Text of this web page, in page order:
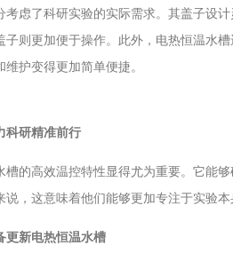
考虑了科研实验的实际需求。其盖子设
子则更加便于操作。此外，电热恒温水
护变得更加简单便捷。
科研精准前行
槽的高效温控特性显得尤为重要。它能
说，这意味着他们能够更加专注于实验
更新电热恒温水槽